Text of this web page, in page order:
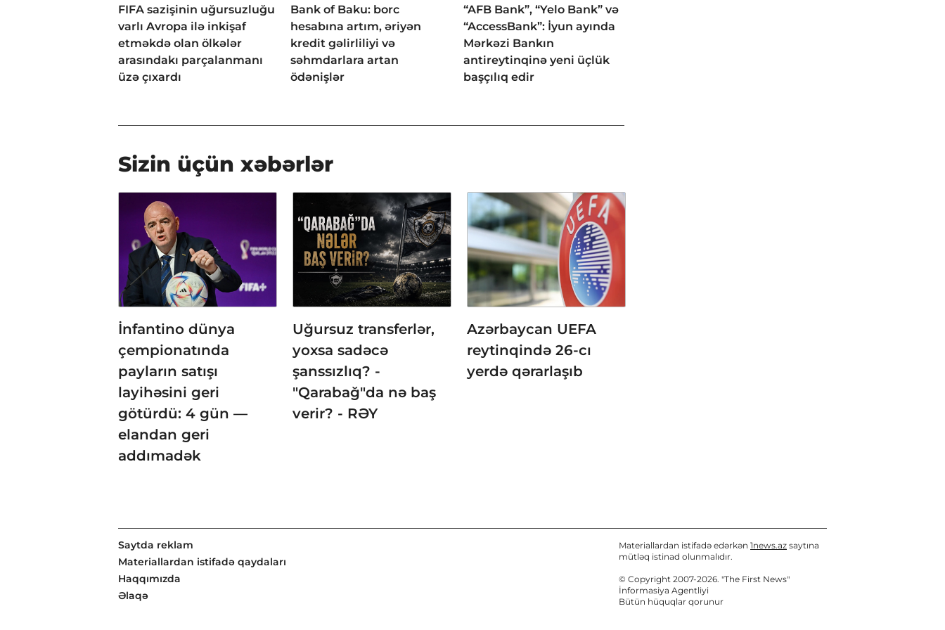
FIFA sazişinin uğursuzluğu
varlı Avropa ilə inkişaf
etməkdə olan ölkələr
arasındakı parçalanmanı
üzə çıxardı
Bank of Baku: borc
hesabına artım, əriyən
kredit gəlirliliyi və
səhmdarlara artan
ödənişlər
“AFB Bank”, “Yelo Bank” və
“AccessBank”: İyun ayında
Mərkəzi Bankın
antireytinqinə yeni üçlük
başçılıq edir
Sizin üçün xəbərlər
İnfantino dünya
çempionatında
payların satışı
layihəsini geri
götürdü: 4 gün —
elandan geri
addımadək
Uğursuz transferlər,
yoxsa sadəcə
şanssızlıq? -
"Qarabağ"da nə baş
verir? - RƏY
Azərbaycan UEFA
reytinqində 26-cı
yerdə qərarlaşıb
Saytda reklam
Materiallardan istifadə qaydaları
Haqqımızda
Əlaqə
Materiallardan istifadə edərkən 1news.az saytına
mütləq istinad olunmalıdır.
© Copyright 2007-2026. "The First News"
İnformasiya Agentliyi
Bütün hüquqlar qorunur